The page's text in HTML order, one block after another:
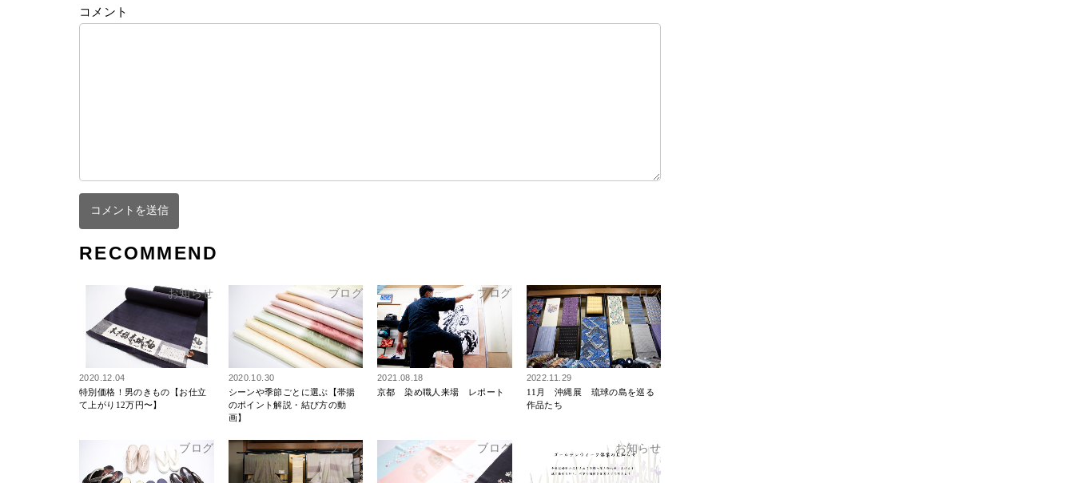
コメント
RECOMMEND
お知らせ
2020.12.04
特別価格！男のきもの【お仕立
て上がり12万円〜】
ブログ
2020.10.30
シーンや季節ごとに選ぶ【帯揚
のポイント解説・結び方の動
画】
ブログ
2021.08.18
京都 染め職人来場 レポート
ブログ
2022.11.29
11月 沖縄展 琉球の島を巡る
作品たち
ブログ ブログ ブログ お知らせ